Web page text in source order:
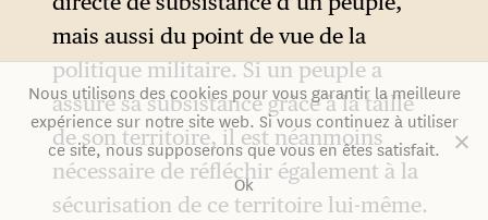
au nom d’un impératif
biogéographique de survie
nationale. Cartes à l’appui, il
dénonce comme une
scandaleuse et dangereuse
« injustice » : l’obligation faite
mais aussi du point de vue de la
politique militaire. Si un peuple a
assuré sa subsistance grâce à la taille
de son territoire, il est néanmoins
nécessaire de réfléchir également à la
sécurisation de ce territoire lui-même.
Nous utilisons des cookies pour vous garantir la meilleure
expérience sur notre site web. Si vous continuez à utiliser
ce site, nous supposerons que vous en êtes satisfait.
Ok